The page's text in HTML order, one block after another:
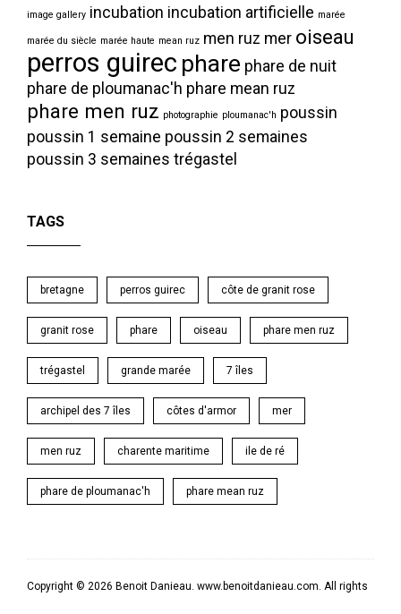
image gallery incubation incubation artificielle marée
marée du siècle marée haute mean ruz men ruz mer oiseau
perros guirec phare phare de nuit
phare de ploumanac'h phare mean ruz
phare men ruz photographie ploumanac'h poussin
poussin 1 semaine poussin 2 semaines
poussin 3 semaines trégastel
TAGS
bretagne perros guirec côte de granit rose
granit rose phare oiseau phare men ruz
trégastel grande marée 7 îles
archipel des 7 îles côtes d'armor mer
men ruz charente maritime ile de ré
phare de ploumanac'h phare mean ruz
Copyright © 2026 Benoit Danieau. www.benoitdanieau.com. All rights